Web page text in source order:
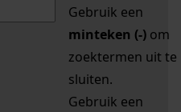
Gebruik een
minteken (-) om
zoektermen uit te
sluiten.
Gebruik een